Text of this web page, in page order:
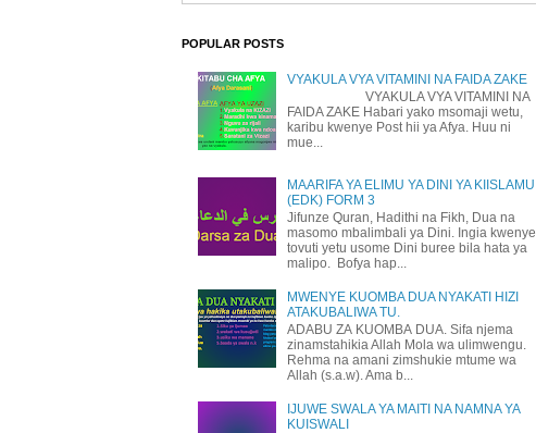
POPULAR POSTS
VYAKULA VYA VITAMINI NA FAIDA ZAKE
VYAKULA VYA VITAMINI NA
FAIDA ZAKE Habari yako msomaji wetu,
karibu kwenye Post hii ya Afya. Huu ni
mue...
MAARIFA YA ELIMU YA DINI YA KIISLAMU
(EDK) FORM 3
Jifunze Quran, Hadithi na Fikh, Dua na
masomo mbalimbali ya Dini. Ingia kwenye
tovuti yetu usome Dini buree bila hata ya
malipo. Bofya hap...
MWENYE KUOMBA DUA NYAKATI HIZI
ATAKUBALIWA TU.
ADABU ZA KUOMBA DUA. Sifa njema
zinamstahikia Allah Mola wa ulimwengu.
Rehma na amani zimshukie mtume wa
Allah (s.a.w). Ama b...
IJUWE SWALA YA MAITI NA NAMNA YA
KUISWALI